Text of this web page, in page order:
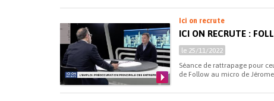
Ici on recrute
ICI ON RECRUTE :
le 25/11/2022
Séance de rattrapage pour
de Follow au micro de Jérome